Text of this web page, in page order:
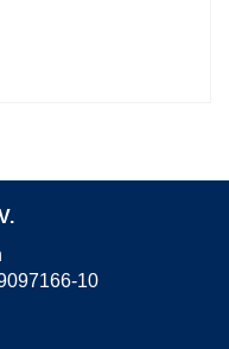
10